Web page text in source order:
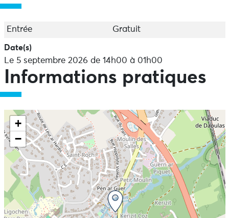
Envoyez un mail à : lesptitspotirons@gmail.com
Entrée Gratuit
Date(s)
Le 5 septembre 2026 de 14h00 à 01h00
Informations pratiques
+
−